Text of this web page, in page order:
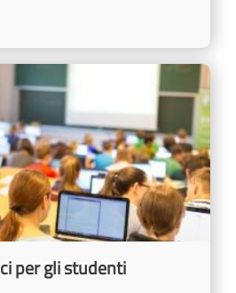
per gli studenti